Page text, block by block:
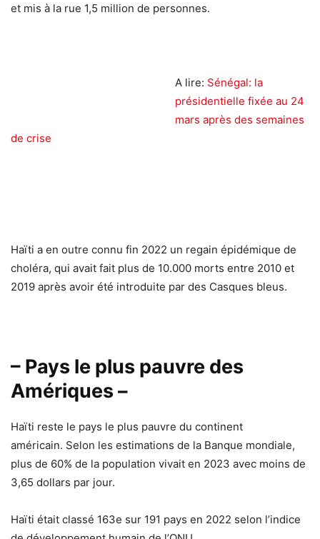
et mis à la rue 1,5 million de personnes.
A lire: Sénégal: la
présidentielle fixée au 24
mars après des semaines
de crise
Haïti a en outre connu fin 2022 un regain épidémique de
choléra, qui avait fait plus de 10.000 morts entre 2010 et
2019 après avoir été introduite par des Casques bleus.
– Pays le plus pauvre des
Amériques –
Haïti reste le pays le plus pauvre du continent
américain. Selon les estimations de la Banque mondiale,
plus de 60% de la population vivait en 2023 avec moins de
3,65 dollars par jour.
Haïti était classé 163e sur 191 pays en 2022 selon l’indice